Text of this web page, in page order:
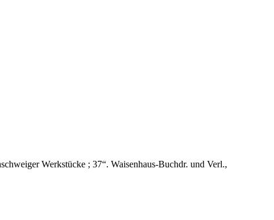
Werkstücke ; 37“. Waisenhaus-Buchdr. und Verl.,